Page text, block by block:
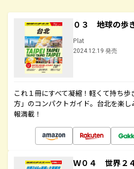
０３ 地球の
Plat
2024.12.19 発売
これ１冊にすべて凝縮！軽くて持ち
方」のコンパクトガイド。台北を楽
報満載！
Ｗ０４ 世界２